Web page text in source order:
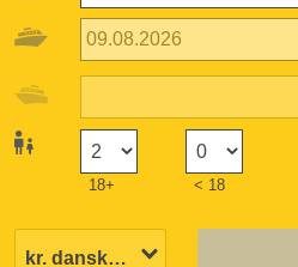
18+ < 18